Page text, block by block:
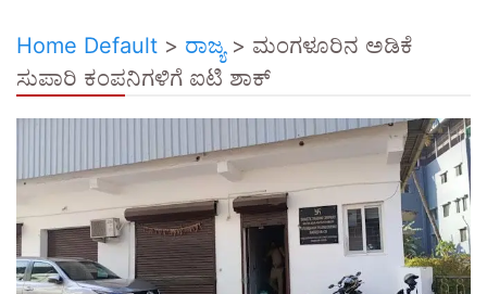
Home Default > ರಾಜ್ಯ> ಮಂಗಳೂರಿನ ಅಡಿಕೆ
ಸುಪಾರಿ ಕಂಪನಿಗಳಿಗೆ ಐಟಿ ಶಾಕ್